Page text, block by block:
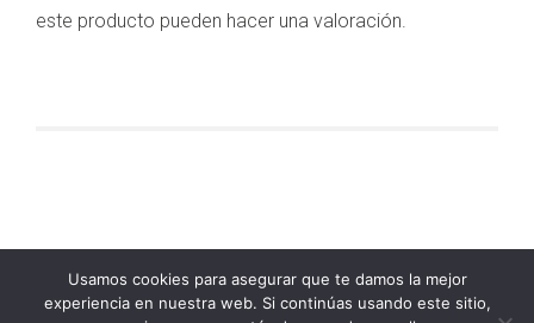
este producto pueden hacer una valoración.
Usamos cookies para asegurar que te damos la mejor
experiencia en nuestra web. Si continúas usando este sitio,